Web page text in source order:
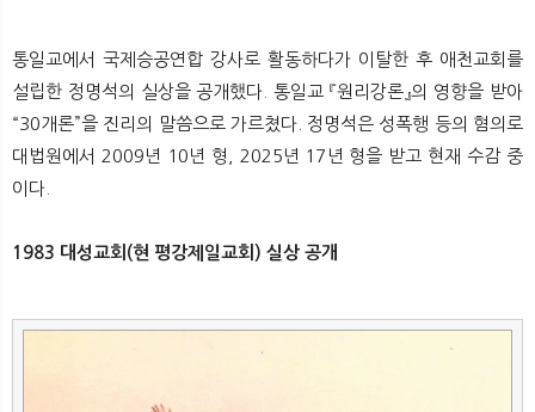
통일교에서 국제승공연합 강사로 활동하다가 이탈한 후 애천교회를
설립한 정명석의 실상을 공개했다. 통일교 『원리강론』의 영향을 받아
“30개론”을 진리의 말씀으로 가르쳤다. 정명석은 성폭행 등의 혐의로
대법원에서 2009년 10년 형, 2025년 17년 형을 받고 현재 수감 중
이다.
1983 대성교회(현 평강제일교회) 실상 공개